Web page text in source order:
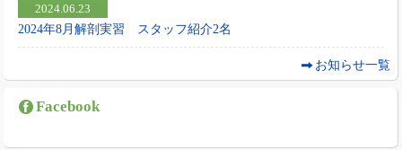
2024.06.23
2024年8月解剖実習 スタッフ紹介2名
お知らせ一覧
Facebook